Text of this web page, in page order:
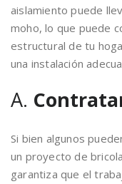
aislamiento puede
moho, lo que puede
estructural de tu
una instalación
A.
Si bien algunos
un proyecto de
garantiza que el